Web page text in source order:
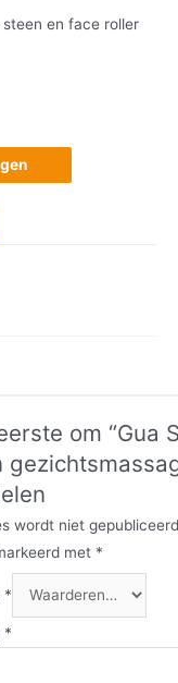
en face roller
om “Gua
wordt niet
met *
*
*